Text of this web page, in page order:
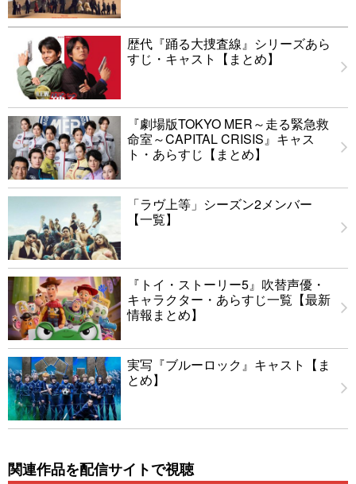
歴代『踊る大捜査線』シリーズあら
すじ・キャスト【まとめ】
『劇場版TOKYO MER～走る緊急救
命室～CAPITAL CRISIS』キャス
ト・あらすじ【まとめ】
「ラヴ上等」シーズン2メンバー
【一覧】
『トイ・ストーリー5』吹替声優・
キャラクター・あらすじ一覧【最新
情報まとめ】
実写『ブルーロック』キャスト【ま
とめ】
関連作品を配信サイトで視聴